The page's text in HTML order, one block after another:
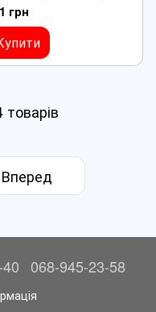
вакуумний, 360°,
iPhone/Android
грн
Вперед
068-945-23-58